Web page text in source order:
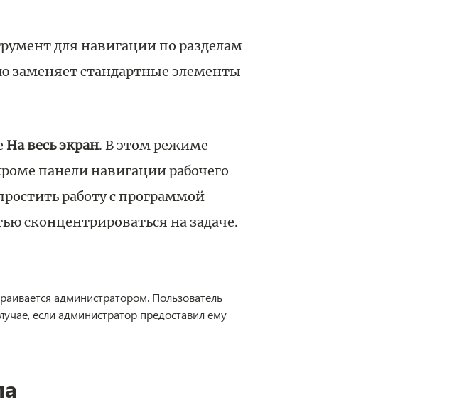
для навигации по разделам
заменяет стандартные элементы
На весь экран. В этом режиме
панели навигации рабочего
работу с программой
сконцентрироваться на задаче.
администратором. Пользователь
если администратор предоставил ему